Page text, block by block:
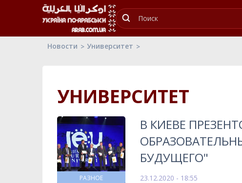
Новости Университет
УНИВЕРСИТЕТ
РАЗНОЕ
В КИЕВЕ
БУДУЩЕГО"
23.12.2020 - 18:55